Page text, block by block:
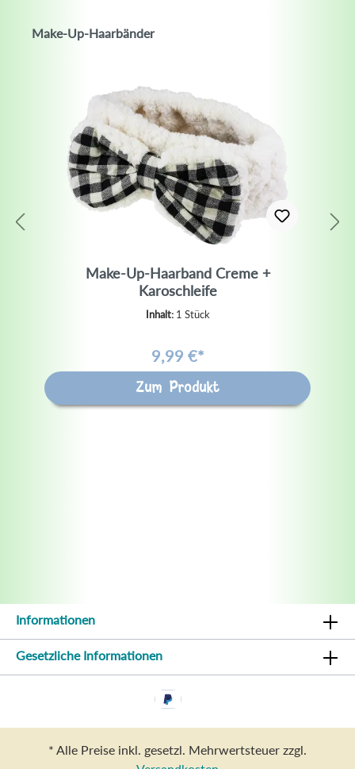
Make-Up-Haarbänder
Make-Up-Haarband Creme +
Karoschleife
Inhalt: 1 Stück
9,99 €*
Zum Produkt
Informationen
Gesetzliche Informationen
* Alle Preise inkl. gesetzl. Mehrwertsteuer zzgl.